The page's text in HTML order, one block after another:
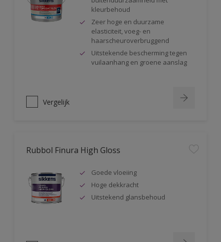
kleurbehoud
Zeer hoge en duurzame
elasticiteit, voeg- en
haarscheuroverbruggend
Uitstekende bescherming tegen
vuilaanhang en groene aanslag
Vergelijk
Rubbol Finura High Gloss
Goede vloeiing
Hoge dekkracht
Uitstekend glansbehoud